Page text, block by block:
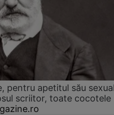
pentru apetitul său
scriitor, toate cocotele